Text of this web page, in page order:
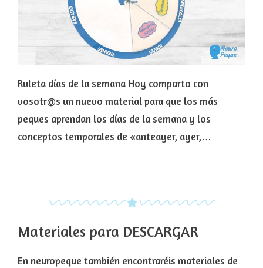
Ruleta días de la semana Hoy comparto con
vosotr@s un nuevo material para que los más
peques aprendan los días de la semana y los
conceptos temporales de «anteayer, ayer,…
Materiales para DESCARGAR
En neuropeque también encontraréis materiales de